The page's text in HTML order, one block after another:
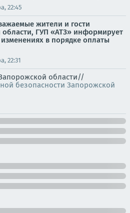
22:45
жители и гости
ГУП «АТЗ» информирует
в порядке оплаты
22:31
области//
безопасности Запорожской